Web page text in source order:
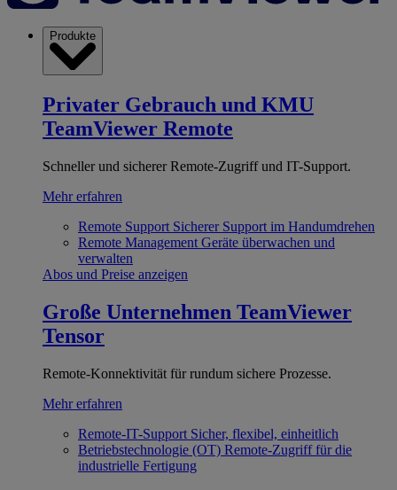
Produkte
Privater Gebrauch und KMU
TeamViewer Remote
Schneller und sicherer Remote-Zugriff und IT-Support.
Mehr erfahren
Remote Support Sicherer Support im Handumdrehen
Remote Management Geräte überwachen und
verwalten
Abos und Preise anzeigen
Große Unternehmen TeamViewer
Tensor
Remote-Konnektivität für rundum sichere Prozesse.
Mehr erfahren
Remote-IT-Support Sicher, flexibel, einheitlich
Betriebstechnologie (OT) Remote-Zugriff für die
industrielle Fertigung